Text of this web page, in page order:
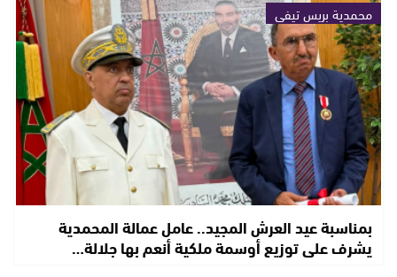
محمدية بريس تيفي
بمناسبة عيد العرش المجيد.. عامل عمالة المحمدية
يشرف على توزيع أوسمة ملكية أنعم بها جلالة…